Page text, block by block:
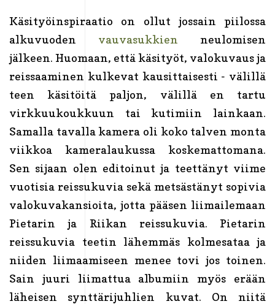
Käsityöinspiraatio on ollut jossain piilossa
alkuvuoden vauvasukkien neulomisen
jälkeen. Huomaan, että käsityöt, valokuvaus ja
reissaaminen kulkevat kausittaisesti - välillä
teen käsitöitä paljon, välillä en tartu
virkkuukoukkuun tai kutimiin lainkaan.
Samalla tavalla kamera oli koko talven monta
viikkoa kameralaukussa koskemattomana.
Sen sijaan olen editoinut ja teettänyt viime
vuotisia reissukuvia sekä metsästänyt sopivia
valokuvakansioita, jotta pääsen liimailemaan
Pietarin ja Riikan reissukuvia. Pietarin
reissukuvia teetin lähemmäs kolmesataa ja
niiden liimaamiseen menee tovi jos toinen.
Sain juuri liimattua albumiin myös erään
läheisen synttärijuhlien kuvat. On niitä